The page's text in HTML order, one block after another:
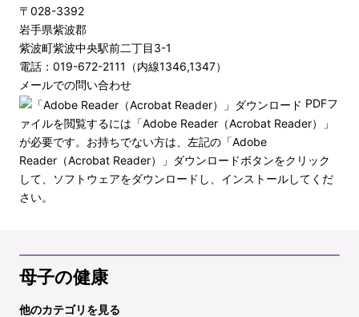
〒028-3392
岩手県紫波郡
紫波町紫波中央駅前二丁目3-1
電話：019-672-2111（内線1346,1347）
メールでの問い合わせ
PDFフ
ァイルを閲覧するには「Adobe Reader（Acrobat Reader）」
が必要です。お持ちでない方は、左記の「Adobe
Reader（Acrobat Reader）」ダウンロードボタンをクリック
して、ソフトウェアをダウンロードし、インストールしてくだ
さい。
母子の健康
他のカテゴリを見る